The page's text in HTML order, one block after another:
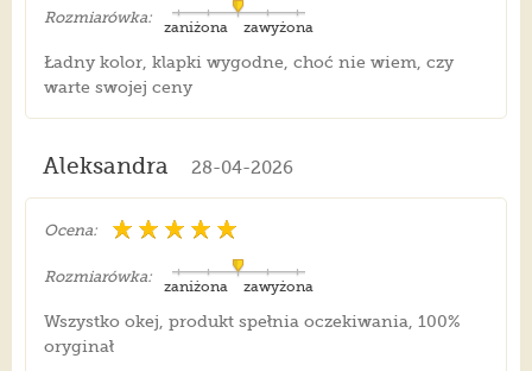
Rozmiarówka:
zawyżona
zaniżona
Ładny kolor, klapki wygodne, choć nie wiem, czy
warte swojej ceny
Aleksandra 28-04-2026
Ocena:
Rozmiarówka:
zawyżona
zaniżona
Wszystko okej, produkt spełnia oczekiwania, 100%
oryginał